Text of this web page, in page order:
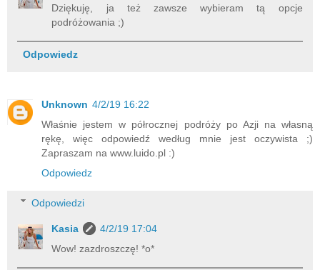
Dziękuję, ja też zawsze wybieram tą opcje
podróżowania ;)
Odpowiedz
Unknown 4/2/19 16:22
Właśnie jestem w półrocznej podróży po Azji na własną
rękę, więc odpowiedź według mnie jest oczywista ;)
Zapraszam na www.luido.pl :)
Odpowiedz
Odpowiedzi
Kasia
4/2/19 17:04
Wow! zazdroszczę! *o*